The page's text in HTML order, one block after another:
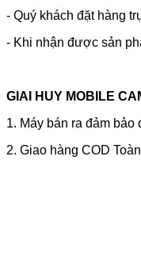
- Quý khách đặt hàng
- Khi nhận được sản
GIAI HUY MOBILE
1. Máy bán ra đảm
2. Giao hàng COD